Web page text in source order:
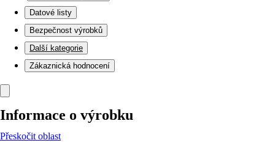
Datové listy
Bezpečnost výrobků
Další kategorie
Zákaznická hodnocení
Informace o výrobku
Přeskočit oblast